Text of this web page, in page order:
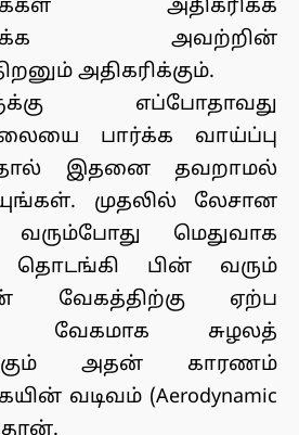
அதிகரிக்க
அவற்றின்
அதிகரிக்கும்.
எப்போதாவது
பார்க்க வாய்ப்பு
இதனை தவறாமல்
முதலில் லேசான
வரும்போது மெதுவாக
தொடங்கி பின் வரும்
வேகத்திற்கு ஏற்ப
வேகமாக சுழலத்
அதன் காரணம்
வடிவம் (Aerodynamic